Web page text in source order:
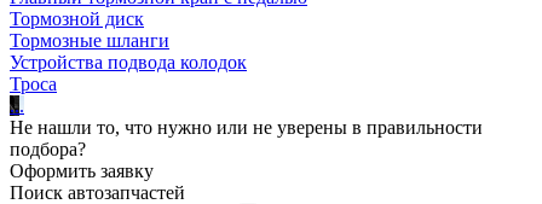
Тормозной диск
Тормозные шланги
Устройства подвода колодок
Троса
...
Не нашли то, что нужно или не уверены в правильности
подбора?
Оформить заявку
Поиск автозапчастей